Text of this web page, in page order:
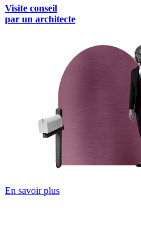
Visite conseil
par un architecte
En savoir plus